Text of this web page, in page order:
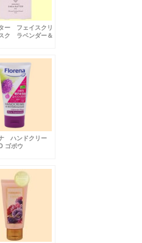
ー フェイスクリ
ク ラベンダー＆
ハンドクリー
ゴボウ